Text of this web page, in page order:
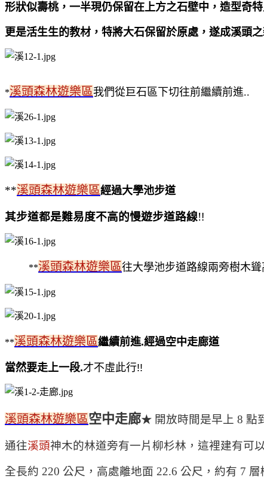
形狀似壽桃，一半現仍保留在上方之石壁中，造型奇
更是活生生的教材，特將大石保留於原處，遂成溪頭之
*溪頭森林遊樂區我們從巨石區下切往前繼續前進..
**溪頭森林遊樂區經過大學池步道
其步道都是難易度不高的慢遊步道路線!!
**溪頭森林遊樂區往大學池步道路線兩旁樹木聳
**溪頭森林遊樂區繼續前進.經過空中走廊道
當然要走上一段.才不虛此行!!
溪頭森林遊樂區空中走廊★ 開放時間是早上 8 點
通往溪頭神木的林道旁有一片柳杉林，這裡建有可
全長約 220 公尺，高處離地面 22.6 公尺，約有 7 層